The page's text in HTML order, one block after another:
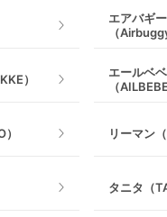
レンタルすることができな
気のあるベビー用品は、
レンタルとして取り扱って
るかもしれません。レンタ
ビー用品の清潔さ・安全性
エアバギー
（
）
エールベベ
（AILBEBE
リーマン
タニタ（